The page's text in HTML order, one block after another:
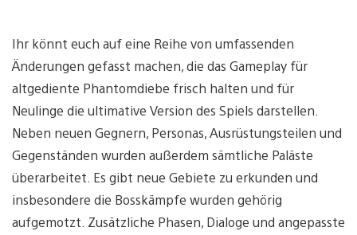
Ihr könnt euch auf eine Reihe von umfassenden
Änderungen gefasst machen, die das Gameplay für
altgediente Phantomdiebe frisch halten und für
Neulinge die ultimative Version des Spiels darstellen.
Neben neuen Gegnern, Personas, Ausrüstungsteilen und
Gegenständen wurden außerdem sämtliche Paläste
überarbeitet. Es gibt neue Gebiete zu erkunden und
insbesondere die Bosskämpfe wurden gehörig
aufgemotzt. Zusätzliche Phasen, Dialoge und angepasste